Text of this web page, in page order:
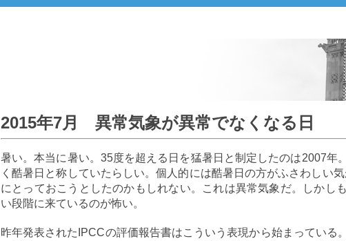
2015年7月 異常気象が異常でなくなる日
暑い。本当に暑い。35度を超える日を猛暑日と制定したのは2007年
く酷暑日と称していたらしい。個人的には酷暑日の方がふさわしい
にとっておこうとしたのかもしれない。これは異常気象だ。しかし
い段階に来ているのが怖い。
昨年発表されたIPCCの評価報告書はこういう表現から始まっている